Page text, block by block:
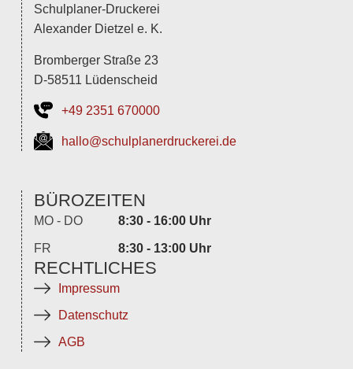
Schulplaner-Druckerei
Alexander Dietzel e. K.
Bromberger Straße 23
D-58511 Lüdenscheid
+49 2351 670000
hallo@schulplanerdruckerei.de
BÜROZEITEN
MO - DO 8:30 - 16:00 Uhr
FR 8:30 - 13:00 Uhr
RECHTLICHES
Impressum
Datenschutz
AGB